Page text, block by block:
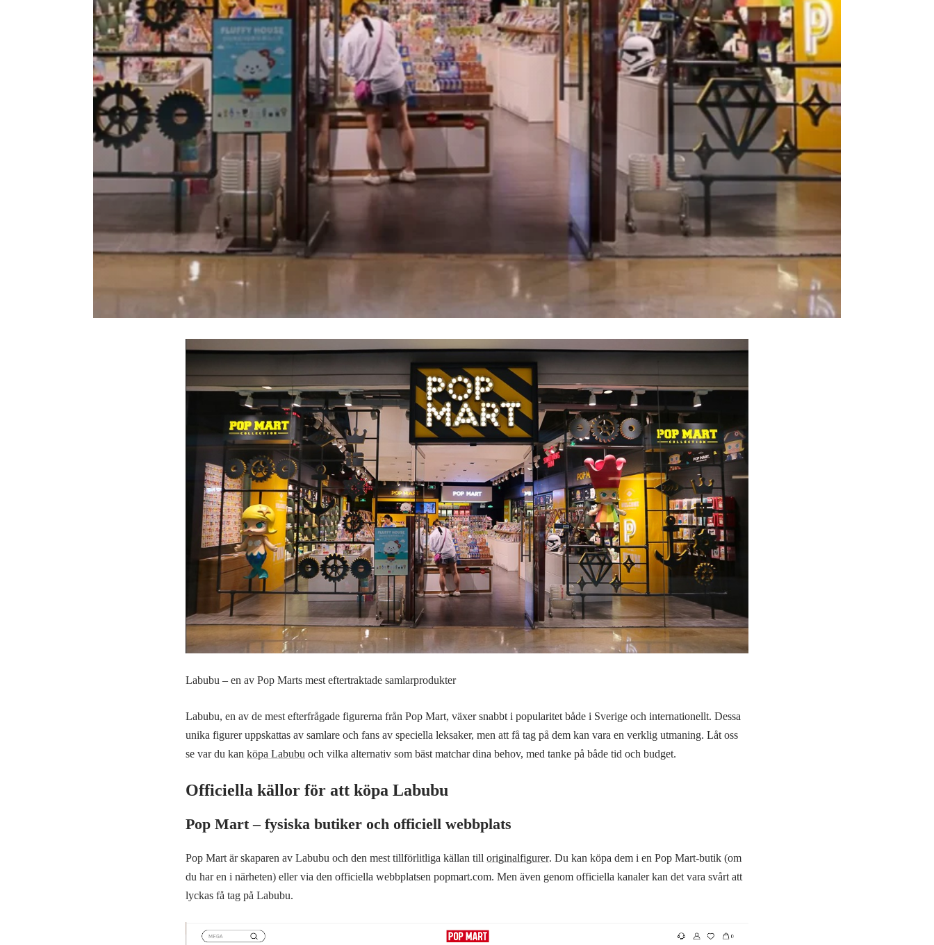
Labubu – en av Pop Marts mest eftertraktade samlarprodukter
Labubu, en av de mest efterfrågade figurerna från Pop Mart, växer snabbt i popularitet både i Sverige och internationellt. Dessa
unika figurer uppskattas av samlare och fans av speciella leksaker, men att få tag på dem kan vara en verklig utmaning. Låt oss
se var du kanköpa Labubu och vilka alternativ som bäst matchar dina behov, med tanke på både tid och budget.
Officiella källor för att köpa Labubu
Pop Mart – fysiska butiker och officiell webbplats
Pop Mart är skaparen av Labubu och den mest tillförlitliga källan tilloriginalfigurer. Du kan köpa dem i en Pop Mart-butik (om
du har en i närheten) eller via den officiella webbplatsen popmart.com. Men även genom officiella kanaler kan det vara svårt att
lyckas få tag på Labubu.